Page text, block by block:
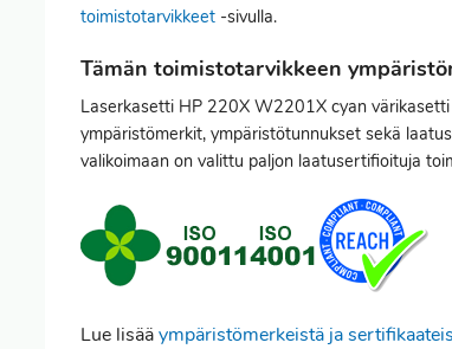
toimistotarvikkeet -sivulla.
Tämän toimistotarvikkeen
Laserkasetti HP 220X W2201X cyan
ympäristömerkit, ympäristötunnukset sekä
valikoimaan on valittu paljon laatusertifioituja
Lue lisääympäristömerkeistä ja